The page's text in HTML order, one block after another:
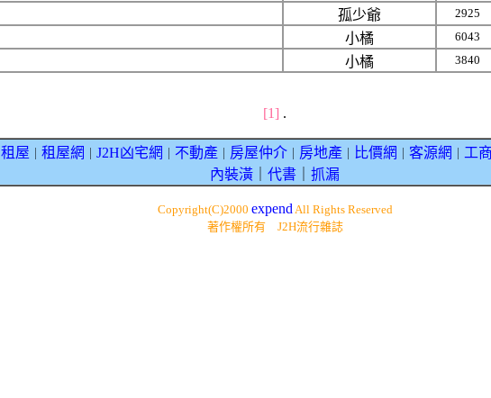
孤少爺 2925
小橘 6043
小橘 3840
[1] .
租屋 租屋網 J2H凶宅網 不動產｜ 房屋仲介｜ 房地產｜ 比價網 客源網 工
內裝潢
代書 抓漏
Copyright(C)2000 expendAll Rights Reserved
著作權所有 J2H流行雜誌